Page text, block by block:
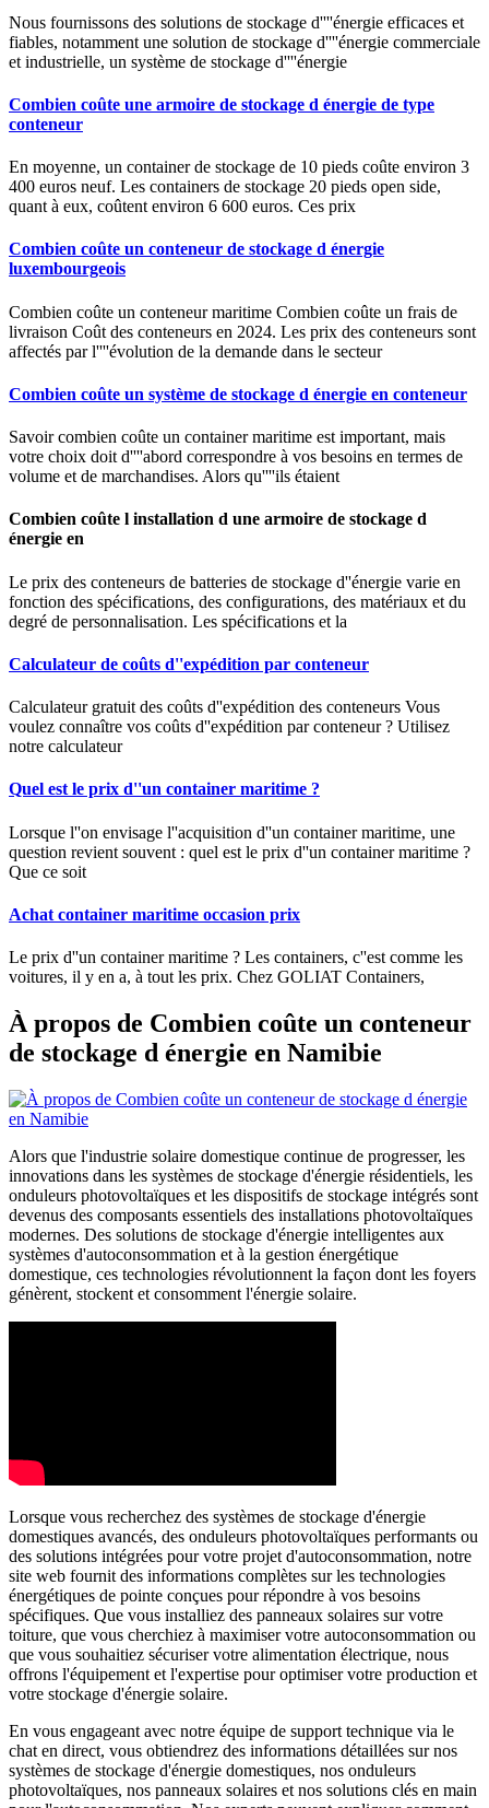
Nous fournissons des solutions de stockage d''''énergie efficaces et
fiables, notamment une solution de stockage d''''énergie commerciale
et industrielle, un système de stockage d''''énergie
Combien coûte une armoire de stockage d énergie de type
conteneur
En moyenne, un container de stockage de 10 pieds coûte environ 3
400 euros neuf. Les containers de stockage 20 pieds open side,
quant à eux, coûtent environ 6 600 euros. Ces prix
Combien coûte un conteneur de stockage d énergie
luxembourgeois
Combien coûte un conteneur maritime Combien coûte un frais de
livraison Coût des conteneurs en 2024. Les prix des conteneurs sont
affectés par l''''évolution de la demande dans le secteur
Combien coûte un système de stockage d énergie en conteneur
Savoir combien coûte un container maritime est important, mais
votre choix doit d''''abord correspondre à vos besoins en termes de
volume et de marchandises. Alors qu''''ils étaient
Combien coûte l installation d une armoire de stockage d
énergie en
Le prix des conteneurs de batteries de stockage d''énergie varie en
fonction des spécifications, des configurations, des matériaux et du
degré de personnalisation. Les spécifications et la
Calculateur de coûts d''expédition par conteneur
Calculateur gratuit des coûts d''expédition des conteneurs Vous
voulez connaître vos coûts d''expédition par conteneur ? Utilisez
notre calculateur
Quel est le prix d''un container maritime ?
Lorsque l''on envisage l''acquisition d''un container maritime, une
question revient souvent : quel est le prix d''un container maritime ?
Que ce soit
Achat container maritime occasion prix
Le prix d''un container maritime ? Les containers, c''est comme les
voitures, il y en a, à tout les prix. Chez GOLIAT Containers,
À propos de Combien coûte un conteneur
de stockage d énergie en Namibie
Alors que l'industrie solaire domestique continue de progresser, les
innovations dans les systèmes de stockage d'énergie résidentiels, les
onduleurs photovoltaïques et les dispositifs de stockage intégrés sont
devenus des composants essentiels des installations photovoltaïques
modernes. Des solutions de stockage d'énergie intelligentes aux
systèmes d'autoconsommation et à la gestion énergétique
domestique, ces technologies révolutionnent la façon dont les foyers
génèrent, stockent et consomment l'énergie solaire.
Lorsque vous recherchez des systèmes de stockage d'énergie
domestiques avancés, des onduleurs photovoltaïques performants ou
des solutions intégrées pour votre projet d'autoconsommation, notre
site web fournit des informations complètes sur les technologies
énergétiques de pointe conçues pour répondre à vos besoins
spécifiques. Que vous installiez des panneaux solaires sur votre
toiture, que vous cherchiez à maximiser votre autoconsommation ou
que vous souhaitiez sécuriser votre alimentation électrique, nous
offrons l'équipement et l'expertise pour optimiser votre production et
votre stockage d'énergie solaire.
En vous engageant avec notre équipe de support technique via le
chat en direct, vous obtiendrez des informations détaillées sur nos
systèmes de stockage d'énergie domestiques, nos onduleurs
photovoltaïques, nos panneaux solaires et nos solutions clés en main